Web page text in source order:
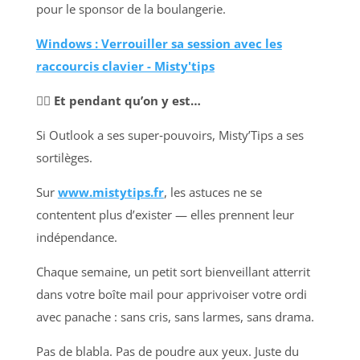
pour le sponsor de la boulangerie.
Windows : Verrouiller sa session avec les
raccourcis clavier - Misty'tips
🧙‍♀️ Et pendant qu’on y est…
Si Outlook a ses super‑pouvoirs, Misty’Tips a ses
sortilèges.
Sur www.mistytips.fr, les astuces ne se
contentent plus d’exister — elles prennent leur
indépendance.
Chaque semaine, un petit sort bienveillant atterrit
dans votre boîte mail pour apprivoiser votre ordi
avec panache : sans cris, sans larmes, sans drama.
Pas de blabla. Pas de poudre aux yeux. Juste du